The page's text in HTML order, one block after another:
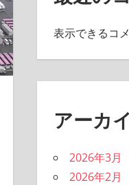
表示できるコ
アーカ
2026年3月
2026年2月